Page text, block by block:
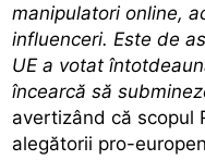
manipulatori online,
influenceri. Este de
UE a votat
încearcă să
avertizând că scopul
alegătorii pro-